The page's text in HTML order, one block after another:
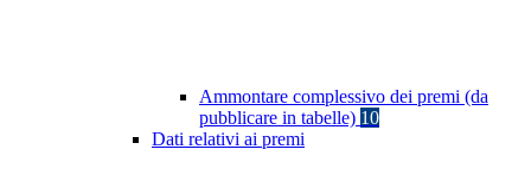
Ammontare complessivo dei premi (da
pubblicare in tabelle) 10
Dati relativi ai premi